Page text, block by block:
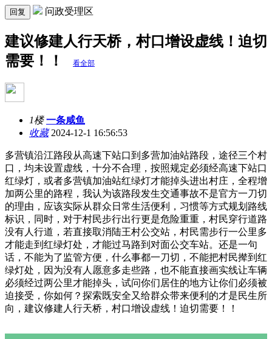
回复 问政受理区
建议修建人行天桥，村口增设虚线！迫切
需要！！
看全部
1楼 一条咸鱼
收藏2024-12-1 16:56:53
多营镇沿江路段从高速下站口到多营加油站路段，途径三个村
口，均未设置虚线，十分不合理，按照规定必须经高速下站口
红绿灯，或者多营镇加油站红绿灯才能掉头进出村庄，全程增
加两公里的路程，我认为该路段发生交通事故不是官方一刀切
的理由，应该实际从群众日常生活便利，习惯等方式规划路线
标识，同时，对于村民步行出行更是危险重重，村民穿行道路
没有人行道，若直接取消陆王村公交站，村民需步行一公里多
才能走到红绿灯处，才能过马路到对面公交车站。还是一句
话，不能为了监管方便，什么事都一刀切，不能把村民撵到红
绿灯处，因为没有人愿意多走些路，也不能直接画实线让车辆
必须经过两公里才能掉头，试问你们居住的地方让你们必须被
迫接受，你如何？探索既安全又给群众带来便利的才是民生所
向，建议修建人行天桥，村口增设虚线！迫切需要！！